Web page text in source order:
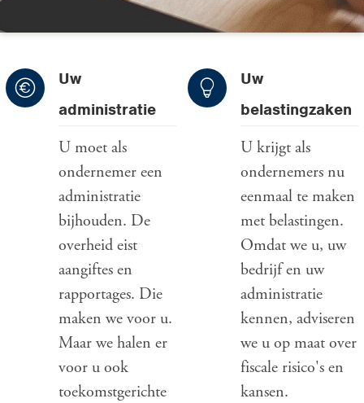
Uw
administratie
U moet als
ondernemer een
administratie
bijhouden. De
overheid eist
aangiftes en
rapportages. Die
maken we voor u.
Maar we halen er
voor u ook
toekomstgerichte
Uw
belastingzaken
U krijgt als
ondernemers nu
eenmaal te maken
met belastingen.
Omdat we u, uw
bedrijf en uw
administratie
kennen, adviseren
we u op maat over
fiscale risico's en
kansen.